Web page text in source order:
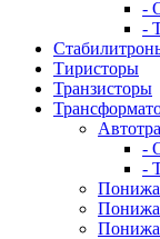
-
-
Тиристоры
Транзисторы
-
-